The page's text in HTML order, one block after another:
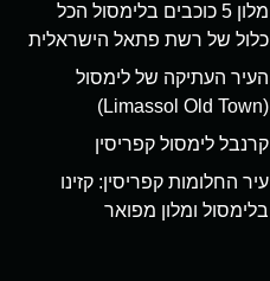
מלון 5 כוכבים בלימסול הכל
כלול של רשת פתאל הישראלית
העיר העתיקה של לימסול
(Limassol Old Town)
קרנבל לימסול קפריסין
עיר החלומות קפריסין: קזינו
בלימסול ומלון מפואר